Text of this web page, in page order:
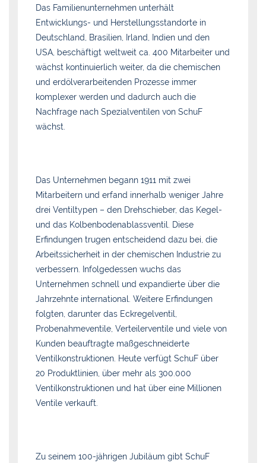
Das Familienunternehmen unterhält
Entwicklungs- und Herstellungsstandorte in
Deutschland, Brasilien, Irland, Indien und den
USA, beschäftigt weltweit ca. 400 Mitarbeiter und
wächst kontinuierlich weiter, da die chemischen
und erdölverarbeitenden Prozesse immer
komplexer werden und dadurch auch die
Nachfrage nach Spezialventilen von SchuF
wächst.
Das Unternehmen begann 1911 mit zwei
Mitarbeitern und erfand innerhalb weniger Jahre
drei Ventiltypen – den Drehschieber, das Kegel-
und das Kolbenbodenablassventil. Diese
Erfindungen trugen entscheidend dazu bei, die
Arbeitssicherheit in der chemischen Industrie zu
verbessern. Infolgedessen wuchs das
Unternehmen schnell und expandierte über die
Jahrzehnte international. Weitere Erfindungen
folgten, darunter das Eckregelventil,
Probenahmeventile, Verteilerventile und viele von
Kunden beauftragte maßgeschneiderte
Ventilkonstruktionen. Heute verfügt SchuF über
20 Produktlinien, über mehr als 300.000
Ventilkonstruktionen und hat über eine Millionen
Ventile verkauft.
Zu seinem 100-jährigen Jubiläum gibt SchuF